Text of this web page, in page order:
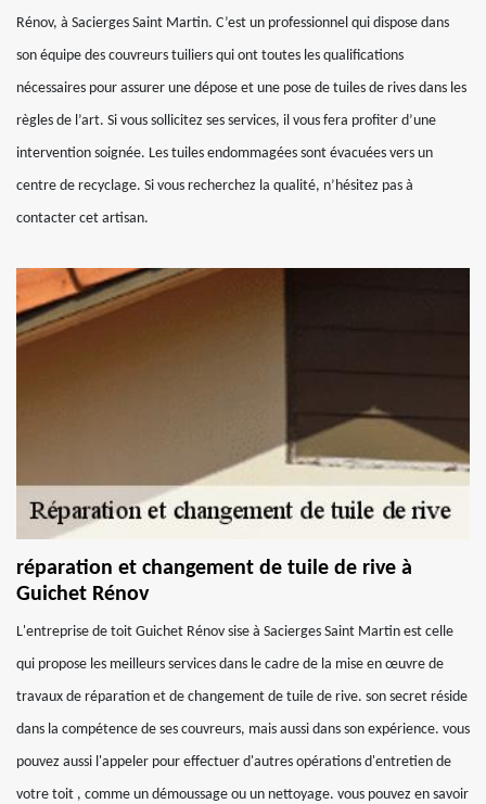
Rénov, à Sacierges Saint Martin. C’est un professionnel qui dispose dans
son équipe des couvreurs tuiliers qui ont toutes les qualifications
nécessaires pour assurer une dépose et une pose de tuiles de rives dans les
règles de l’art. Si vous sollicitez ses services, il vous fera profiter d’une
intervention soignée. Les tuiles endommagées sont évacuées vers un
centre de recyclage. Si vous recherchez la qualité, n’hésitez pas à
contacter cet artisan.
réparation et changement de tuile de rive à
Guichet Rénov
L'entreprise de toit Guichet Rénov sise à Sacierges Saint Martin est celle
qui propose les meilleurs services dans le cadre de la mise en œuvre de
travaux de réparation et de changement de tuile de rive. son secret réside
dans la compétence de ses couvreurs, mais aussi dans son expérience. vous
pouvez aussi l'appeler pour effectuer d'autres opérations d'entretien de
votre toit , comme un démoussage ou un nettoyage. vous pouvez en savoir